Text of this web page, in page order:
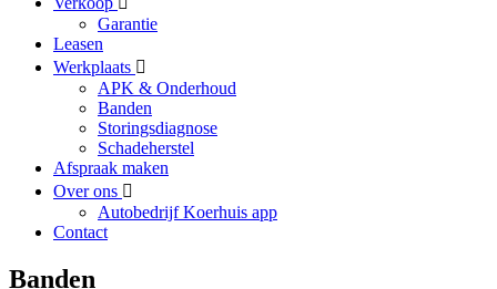
Garantie
Leasen
Werkplaats
APK & Onderhoud
Banden
Storingsdiagnose
Schadeherstel
Afspraak maken
Over ons
Autobedrijf Koerhuis app
Contact
Banden